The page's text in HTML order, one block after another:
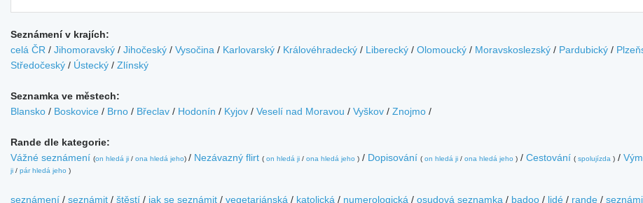
Seznámení v krajích:
celá ČR / Jihomoravský / Jihočeský / Vysočina / Karlovarský / Královéhradecký / Liberecký / Olomoucký / Moravskoslezský / Pardubický /
Středočeský / Ústecký / Zlínský
Seznamka ve městech:
Blansko / Boskovice / Brno / Břeclav / Hodonín / Kyjov / Veselí nad Moravou / Vyškov / Znojmo /
Rande dle kategorie:
Vážné seznámení (on hledá ji / ona hledá jeho) / Nezávazný flirt ( on hledá ji / ona hledá jeho ) / Dopisování ( on hledá ji / ona hledá jeho ) / Cestování ( spolujízda ) /
ji / pár hledá jeho )
seznámení / seznámit / štěstí / jak se seznámit / vegetariánská / katolická / numerologická / osudová seznamka / badoo / lidé / rande /